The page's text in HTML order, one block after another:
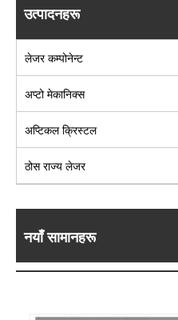
उत्पादनहरू
लेजर कम्पोनेन्ट
अप्टो मेकानिक्स
अप्टिकल क्रिस्टल
ठोस राज्य लेजर
नयाँ सामानहरू